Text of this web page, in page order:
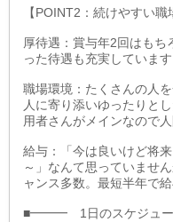
【POINT2：続けやすい職
厚待遇：賞与年2回はもち
った待遇も充実しています
職場環境：たくさんの人
人に寄り添いゆったりと
用者さんがメインなので
給与：「今は良いけど将
～」なんて思っていませ
ャンス多数。最短半年で
■━━━ 1日のスケジュ